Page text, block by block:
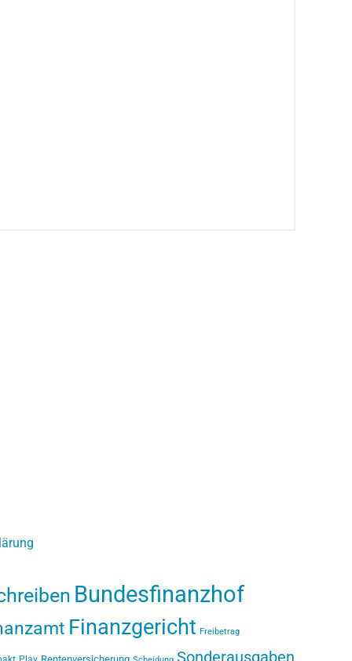
Bundesfinanzhof
Finanzgericht Freibetrag